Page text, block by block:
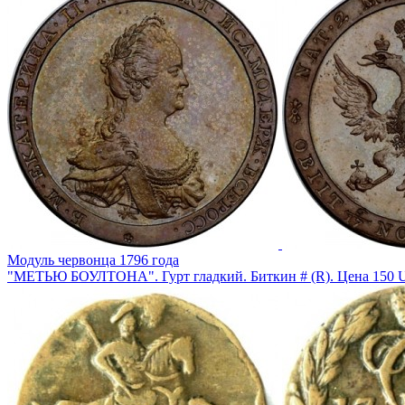
Модуль червонца 1796 года
"МЕТЬЮ БОУЛТОНА". Гурт гладкий. Биткин # (R). Цена 150